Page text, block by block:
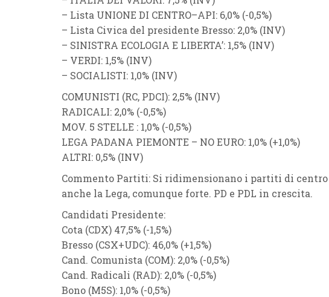
– Lista UNIONE DI CENTRO–API: 6,0% (-0,5%)
– Lista Civica del presidente Bresso: 2,0% (INV)
– SINISTRA ECOLOGIA E LIBERTA’: 1,5% (INV)
– VERDI: 1,5% (INV)
– SOCIALISTI: 1,0% (INV)
COMUNISTI (RC, PDCI): 2,5% (INV)
RADICALI: 2,0% (-0,5%)
MOV. 5 STELLE : 1,0% (-0,5%)
LEGA PADANA PIEMONTE – NO EURO: 1,0% (+1,0%)
ALTRI: 0,5% (INV)
Commento Partiti: Si ridimensionano i partiti di centro
anche la Lega, comunque forte. PD e PDL in crescita.
Candidati Presidente:
Cota (CDX) 47,5% (-1,5%)
Bresso (CSX+UDC): 46,0% (+1,5%)
Cand. Comunista (COM): 2,0% (-0,5%)
Cand. Radicali (RAD): 2,0% (-0,5%)
Bono (M5S): 1,0% (-0,5%)